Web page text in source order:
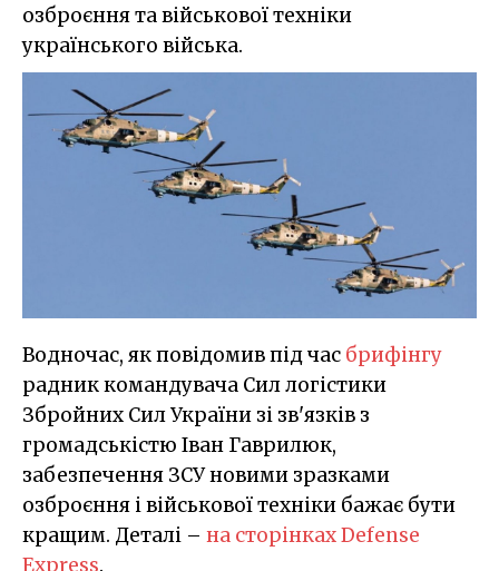
озброєння та військової техніки
українського війська.
Водночас, як повідомив під час брифінгу
радник командувача Сил логістики
Збройних Сил України зі зв'язків з
громадськістю Іван Гаврилюк,
забезпечення ЗСУ новими зразками
озброєння і військової техніки бажає бути
кращим. Деталі – на сторінках Defense
Express.